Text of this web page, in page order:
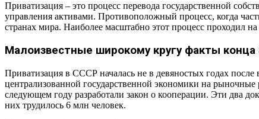
Приватизация – это процесс перевода государственной
управления активами. Противоположный процесс, когда
странах мира. Наиболее масштабно этот процесс проходил
Малоизвестные широкому кругу факты конца
Приватизация в СССР началась не в девяностых годах после
централизованной государственной экономики на
следующем году разработали закон о кооперации. Эти два
них трудилось 6 млн человек.